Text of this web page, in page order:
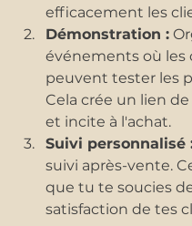
efficacement les
Démonstration :
événements où les
peuvent tester les
Cela crée un lien
et incite à l'achat.
Suivi personnalisé
suivi après-vente.
que tu te soucies
satisfaction de tes